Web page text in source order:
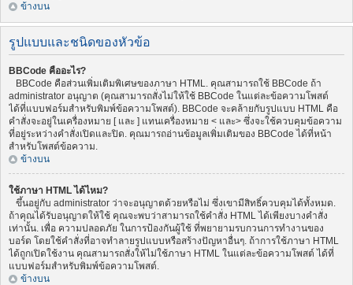
ข้างบน
รูปแบบและชนิดของหัวข้อ
BBCode คืออะไร?
BBCode คือส่วนเพิ่มเติมพิเศษของภาษา HTML. คุณสามารถใช้ BBCode ถ้า
administrator อนุญาต (คุณสามารถสั่งไม่ให้ใช้ BBCode ในแต่ละข้อความโพสต์
ได้ที่แบบฟอร์มสำหรับพิมพ์ข้อความโพสต์). BBCode จะคล้ายกับรูปแบบ HTML คือ
คำสั่งจะอยู่ในเครื่องหมาย [ และ ] แทนเครื่องหมาย < และ> ซึ่งจะใช้ควบคุมข้อความ
ที่อยู่ระหว่างคำสั่งเปิดและปิด. คุณมารถอ่านข้อมูลเพิ่มเติมของ BBCode ได้ที่หน้า
สำหรับโพสต์ข้อความ.
ข้างบน
ใช้ภาษา HTML ได้ไหม?
ขึ้นอยู่กับ administrator ว่าจะอนุญาตด้วยหรือไม่ ซึ่งเขามีสิทธิ์ควบคุมได้ทั้งหมด.
ถ้าคุณได้รับอนุญาตให้ใช้ คุณจะพบว่าสามารถใช้คำสั่ง HTML ได้เพียงบางคำสั่ง
เท่านั้น. เพื่อ ความปลอดภัย ในการป้องกันผู้ใช้ ที่พยายามรบกวนการทำงานของ
บอร์ด โดยใช้คำสั่งที่อาจทำลายรูปแบบหรือสร้างปัญหาอื่นๆ. ถ้าการใช้ภาษา HTML
ได้ถูกเปิดใช้งาน คุณสามารถสั่งให้ไม่ใช้ภาษา HTML ในแต่ละข้อความโพสต์ ได้ที่
แบบฟอร์มสำหรับพิมพ์ข้อความโพสต์.
ข้างบน